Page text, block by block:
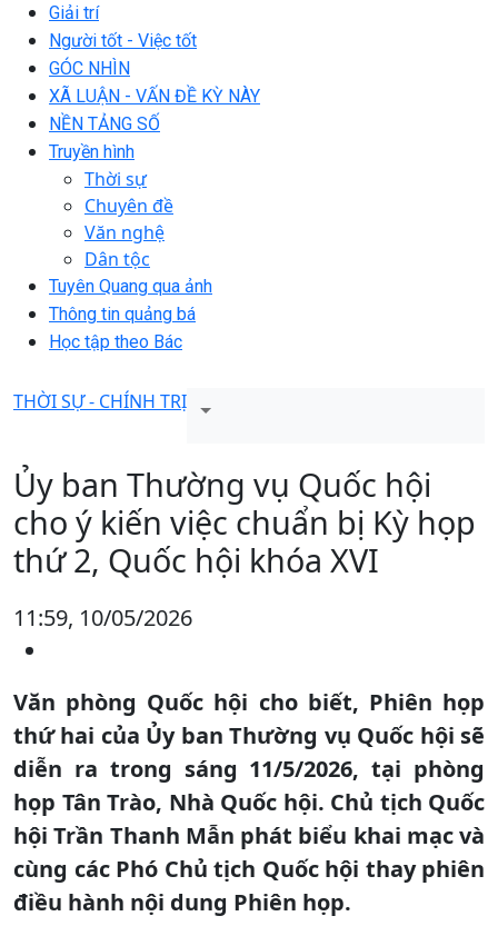
Giải trí
Người tốt - Việc tốt
GÓC NHÌN
XÃ LUẬN - VẤN ĐỀ KỲ NÀY
NỀN TẢNG SỐ
Truyền hình
Thời sự
Chuyên đề
Văn nghệ
Dân tộc
Tuyên Quang qua ảnh
Thông tin quảng bá
Học tập theo Bác
THỜI SỰ - CHÍNH TRỊ
Ủy ban Thường vụ Quốc hội
cho ý kiến việc chuẩn bị Kỳ họp
thứ 2, Quốc hội khóa XVI
11:59, 10/05/2026
Văn phòng Quốc hội cho biết, Phiên họp
thứ hai của Ủy ban Thường vụ Quốc hội sẽ
diễn ra trong sáng 11/5/2026, tại phòng
họp Tân Trào, Nhà Quốc hội. Chủ tịch Quốc
hội Trần Thanh Mẫn phát biểu khai mạc và
cùng các Phó Chủ tịch Quốc hội thay phiên
điều hành nội dung Phiên họp.